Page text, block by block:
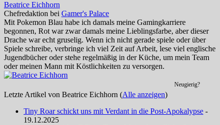
Beatrice Eichhorn
Chefredaktion bei Gamer's Palace
Mit Pokemon Blau habe ich damals meine Gamingkarriere
begonnen, Rot war zwar damals meine Lieblingsfarbe, aber dieser
Drache war echt gruselig. Wenn ich nicht gerade spiele oder über
Spiele schreibe, verbringe ich viel Zeit auf Arbeit, lese viel englische
Jugendbücher oder stehe regelmäßig in der Küche, um mein Team
oder meinen Mann mit Köstlichkeiten zu versorgen.
Neugierig?
Letzte Artikel von Beatrice Eichhorn (Alle anzeigen)
Tiny Roar schickt uns mit Verdant in die Post-Apokalypse -
19.12.2025